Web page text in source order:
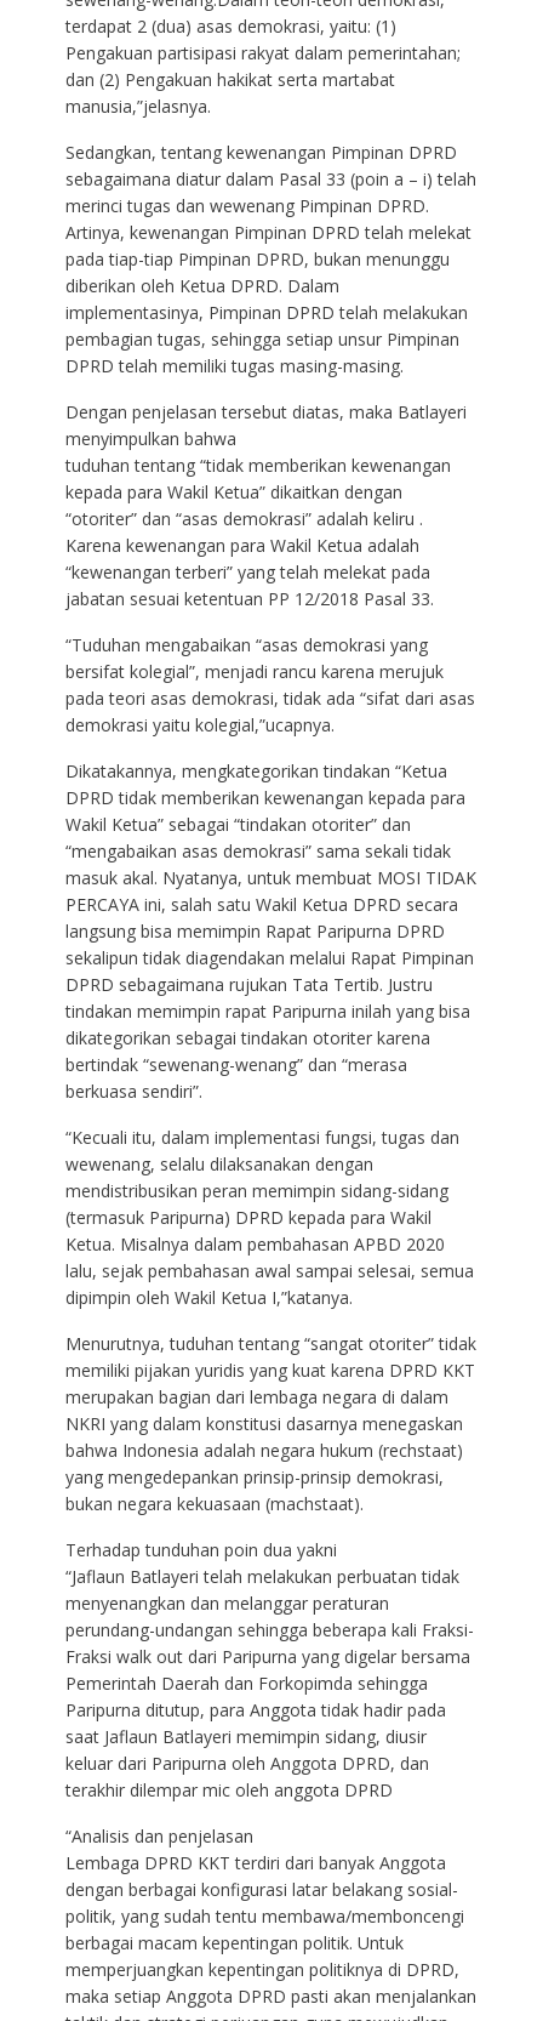
terdapat 2 (dua) asas demokrasi, yaitu: (1)
Pengakuan partisipasi rakyat dalam pemerintahan;
dan (2) Pengakuan hakikat serta martabat
manusia,”jelasnya.
Sedangkan, tentang kewenangan Pimpinan DPRD
sebagaimana diatur dalam Pasal 33 (poin a – i) telah
merinci tugas dan wewenang Pimpinan DPRD.
Artinya, kewenangan Pimpinan DPRD telah melekat
pada tiap-tiap Pimpinan DPRD, bukan menunggu
diberikan oleh Ketua DPRD. Dalam
implementasinya, Pimpinan DPRD telah melakukan
pembagian tugas, sehingga setiap unsur Pimpinan
DPRD telah memiliki tugas masing-masing.
Dengan penjelasan tersebut diatas, maka Batlayeri
menyimpulkan bahwa
tuduhan tentang “tidak memberikan kewenangan
kepada para Wakil Ketua” dikaitkan dengan
“otoriter” dan “asas demokrasi” adalah keliru .
Karena kewenangan para Wakil Ketua adalah
“kewenangan terberi” yang telah melekat pada
jabatan sesuai ketentuan PP 12/2018 Pasal 33.
“Tuduhan mengabaikan “asas demokrasi yang
bersifat kolegial”, menjadi rancu karena merujuk
pada teori asas demokrasi, tidak ada “sifat dari asas
demokrasi yaitu kolegial,”ucapnya.
Dikatakannya, mengkategorikan tindakan “Ketua
DPRD tidak memberikan kewenangan kepada para
Wakil Ketua” sebagai “tindakan otoriter” dan
“mengabaikan asas demokrasi” sama sekali tidak
masuk akal. Nyatanya, untuk membuat MOSI TIDAK
PERCAYA ini, salah satu Wakil Ketua DPRD secara
langsung bisa memimpin Rapat Paripurna DPRD
sekalipun tidak diagendakan melalui Rapat Pimpinan
DPRD sebagaimana rujukan Tata Tertib. Justru
tindakan memimpin rapat Paripurna inilah yang bisa
dikategorikan sebagai tindakan otoriter karena
bertindak “sewenang-wenang” dan “merasa
berkuasa sendiri”.
“Kecuali itu, dalam implementasi fungsi, tugas dan
wewenang, selalu dilaksanakan dengan
mendistribusikan peran memimpin sidang-sidang
(termasuk Paripurna) DPRD kepada para Wakil
Ketua. Misalnya dalam pembahasan APBD 2020
lalu, sejak pembahasan awal sampai selesai, semua
dipimpin oleh Wakil Ketua I,”katanya.
Menurutnya, tuduhan tentang “sangat otoriter” tidak
memiliki pijakan yuridis yang kuat karena DPRD KKT
merupakan bagian dari lembaga negara di dalam
NKRI yang dalam konstitusi dasarnya menegaskan
bahwa Indonesia adalah negara hukum (rechstaat)
yang mengedepankan prinsip-prinsip demokrasi,
bukan negara kekuasaan (machstaat).
Terhadap tunduhan poin dua yakni
“Jaflaun Batlayeri telah melakukan perbuatan tidak
menyenangkan dan melanggar peraturan
perundang-undangan sehingga beberapa kali Fraksi-
Fraksi walk out dari Paripurna yang digelar bersama
Pemerintah Daerah dan Forkopimda sehingga
Paripurna ditutup, para Anggota tidak hadir pada
saat Jaflaun Batlayeri memimpin sidang, diusir
keluar dari Paripurna oleh Anggota DPRD, dan
terakhir dilempar mic oleh anggota DPRD
“Analisis dan penjelasan
Lembaga DPRD KKT terdiri dari banyak Anggota
dengan berbagai konfigurasi latar belakang sosial-
politik, yang sudah tentu membawa/memboncengi
berbagai macam kepentingan politik. Untuk
memperjuangkan kepentingan politiknya di DPRD,
maka setiap Anggota DPRD pasti akan menjalankan